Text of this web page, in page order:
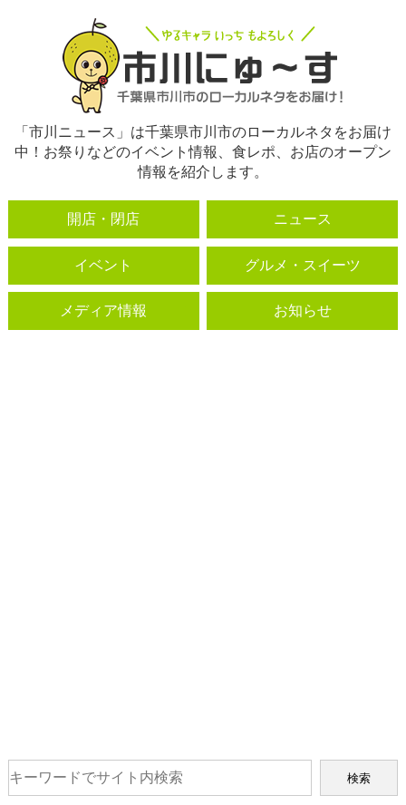
「市川ニュース」は千葉県市川市のローカルネタをお届け
中！お祭りなどのイベント情報、食レポ、お店のオープン
情報を紹介します。
開店・閉店 ニュース
イベント グルメ・スイーツ
メディア情報 お知らせ